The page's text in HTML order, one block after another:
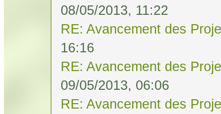
08/05/2013, 11:22
RE: Avancement des
16:16
RE: Avancement des
09/05/2013, 06:06
RE: Avancement des